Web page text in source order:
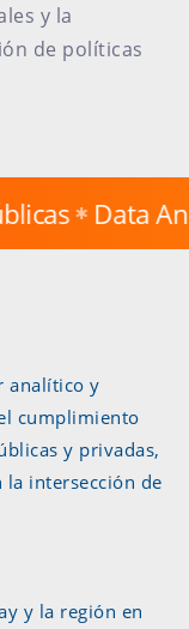
y la
de políticas
Analytics
analítico y
cumplimiento
y privadas,
intersección de
y la región en